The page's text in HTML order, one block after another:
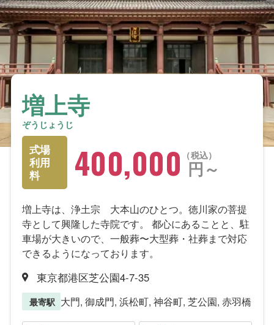
増上寺
ぞうじょうじ
式場
利用
料
税込
400,000 円～
増上寺は、浄土宗 大本山のひとつ。徳川家の菩提
寺として興隆した寺院です。 都心にあることと、駐
車場が大きいので、一般葬〜大型葬・社葬まで対応
できるようになっております。
東京都港区芝公園4-7-35
最寄駅 大門, 御成門, 浜松町, 神谷町, 芝公園, 赤羽橋